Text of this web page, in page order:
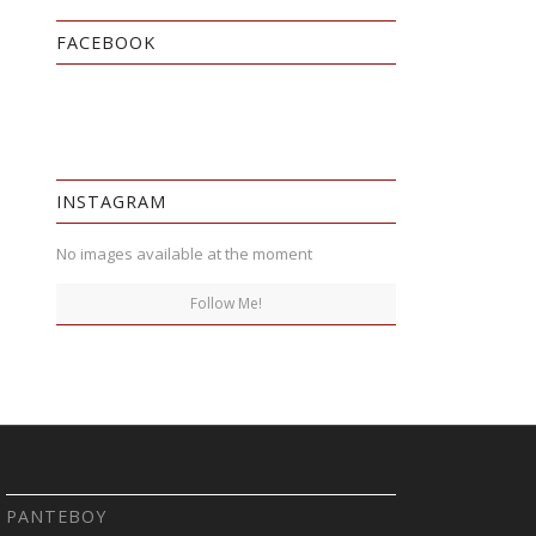
FACEBOOK
INSTAGRAM
No images available at the moment
Follow Me!
ΡΑΝΤΕΒΟΎ